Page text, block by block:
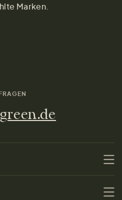
Marken.